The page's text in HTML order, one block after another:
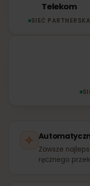
Telekom
SIEĆ PARTNERSKA
Zawsze
ręcznego